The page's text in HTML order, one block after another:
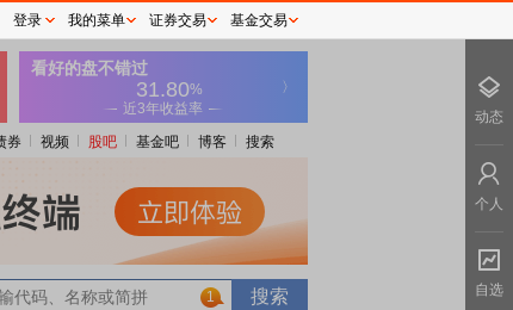
券 视频 股吧 基金吧 博客 搜索
1
登录 我的菜单 证券交易 基金交易
动态
个人
自选